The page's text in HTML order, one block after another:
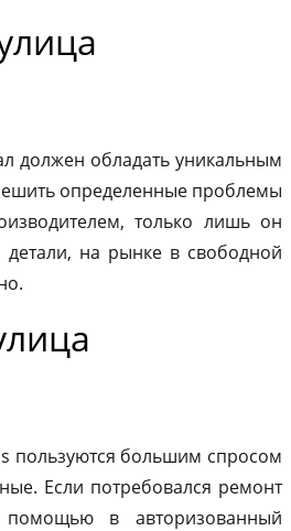
должен обладать уникальным
определенные проблемы
только лишь он
на рынке в свободной
пользуются большим спросом
Если потребовался ремонт
помощью в авторизованный